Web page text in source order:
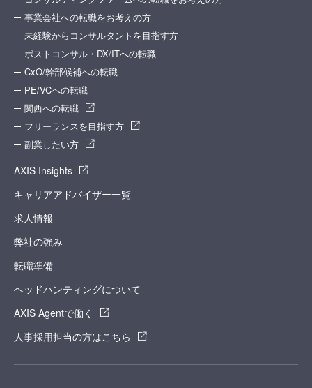
事業会社への転職をお考えの方
未経験からコンサルタントを目指す方
ポストコンサル・DX/ITへの転職
CxO/幹部候補への転職
PE/VCへの転職
関西への転職
フリーランスを目指す方
副業したい方
AXIS Insights
キャリアアドバイザー一覧
求人情報
弊社の強み
転職準備
ヘッドハンティングについて
AXIS Agentで働く
人事採用担当の方はこちら